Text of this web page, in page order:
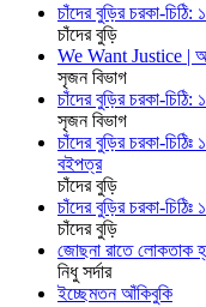
চাঁদের বুড়ির চরকা-
চাঁদের বুড়ি
We Want Justice |
সৃজন বিভাগ
চাঁদের বুড়ির চরকা-
সৃজন বিভাগ
চাঁদের বুড়ির চরকা-
বইপত্র
চাঁদের বুড়ি
চাঁদের বুড়ির চরকা-
চাঁদের বুড়ি
জোছনা রাতে লোকতাক
নিধু সর্দার
ইচ্ছেমতন আঁকিবুকি